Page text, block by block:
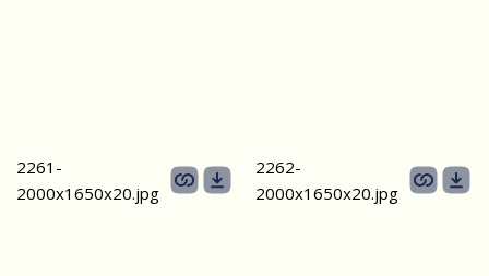
2261-
2000х1650х20.jpg
2262-
2000х1650х20.jpg